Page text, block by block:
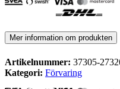
Mer information om produkten
Artikelnummer: 37305-
Kategori: Förvaring